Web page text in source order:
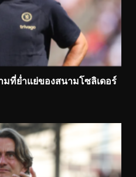
ที่ย่ำแย่ของสนามโซลิเดอร์